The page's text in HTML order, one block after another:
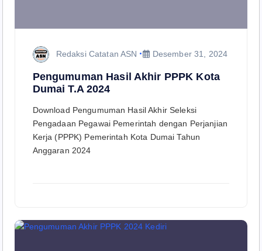
Redaksi Catatan ASN Desember 31, 2024
Pengumuman Hasil Akhir PPPK Kota
Dumai T.A 2024
Download Pengumuman Hasil Akhir Seleksi
Pengadaan Pegawai Pemerintah dengan Perjanjian
Kerja (PPPK) Pemerintah Kota Dumai Tahun
Anggaran 2024